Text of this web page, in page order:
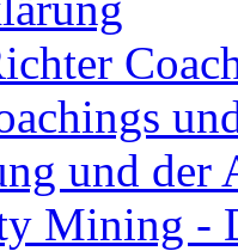
und
Mining -